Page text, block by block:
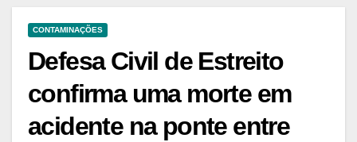
CONTAMINAÇÕES
Defesa Civil de Estreito
confirma uma morte em
acidente na ponte entre